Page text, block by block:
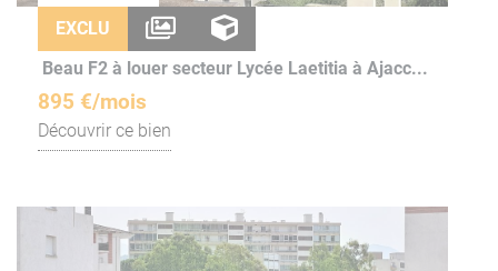
EXCLU
Beau F2 à louer secteur Lycée Laetitia à Ajacc...
895 €/mois
Découvrir ce bien